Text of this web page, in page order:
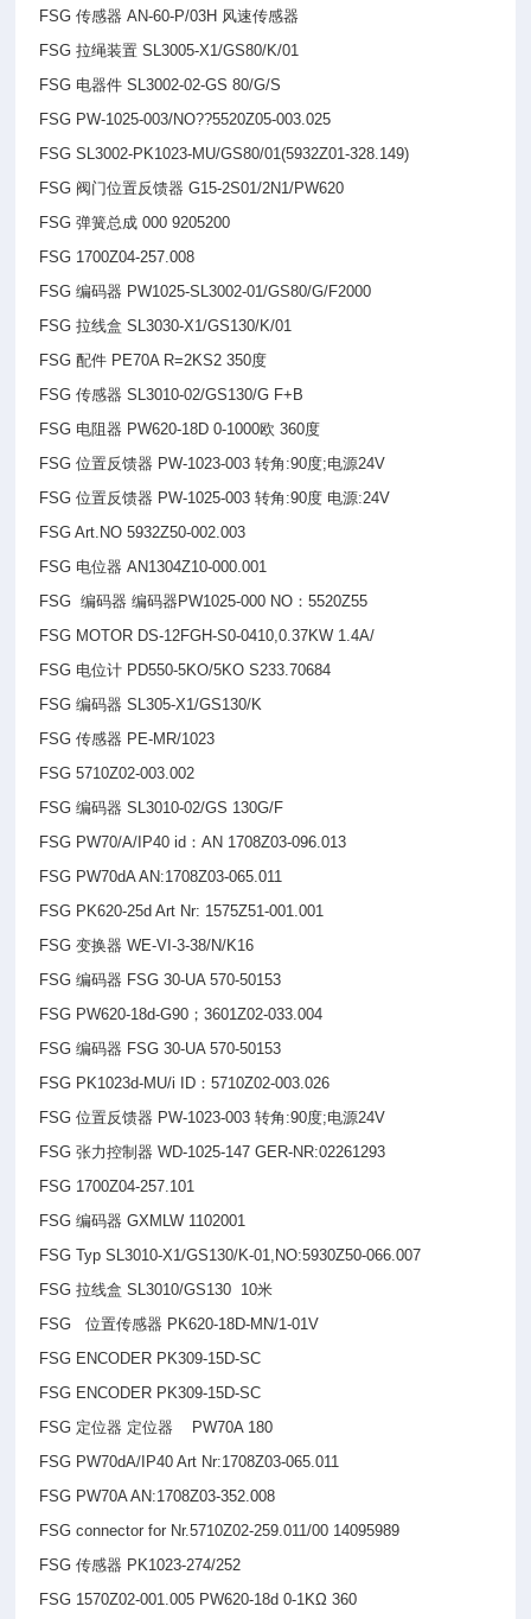
FSG传感器 AN-60-P/03H 风速传感器
FSG拉绳装置 SL3005-X1/GS80/K/01
FSG 电器件 SL3002-02-GS 80/G/S
FSG PW-1025-003/NO??5520Z05-003.025
FSG SL3002-PK1023-MU/GS80/01(5932Z01-328.149)
FSG 阀门位置反馈器 G15-2S01/2N1/PW620
FSG弹簧总成 000 9205200
FSG 1700Z04-257.008
FSG编码器 PW1025-SL3002-01/GS80/G/F2000
FSG拉线盒 SL3030-X1/GS130/K/01
FSG配件 PE70A R=2KS2 350度
FSG传感器 SL3010-02/GS130/G F+B
FSG 电阻器 PW620-18D 0-1000欧 360度
FSG位置反馈器 PW-1023-003 转角:90度;电源24V
FSG位置反馈器 PW-1025-003 转角:90度 电源:24V
FSG Art.NO 5932Z50-002.003
FSG 电位器 AN1304Z10-000.001
FSG编码器 编码器PW1025-000 NO：5520Z55
FSG MOTOR DS-12FGH-S0-0410,0.37KW 1.4A/
FSG 电位计 PD550-5KO/5KO S233.70684
FSG编码器 SL305-X1/GS130/K
FSG传感器 PE-MR/1023
FSG 5710Z02-003.002
FSG编码器 SL3010-02/GS 130G/F
FSG PW70/A/IP40 id ：AN 1708Z03-096.013
FSG PW70dA AN:1708Z03-065.011
FSG PK620-25d Art Nr: 1575Z51-001.001
FSG变换器 WE-VI-3-38/N/K16
FSG编码器 FSG 30-UA 570-50153
FSG PW620-18d-G90 ；3601Z02-033.004
FSG编码器 FSG 30-UA 570-50153
FSG PK1023d-MU/i ID ：5710Z02-003.026
FSG位置反馈器 PW-1023-003 转角:90度;电源24V
FSG张力控制器 WD-1025-147 GER-NR:02261293
FSG 1700Z04-257.101
FSG编码器 GXMLW 1102001
FSG Typ SL3010-X1/GS130/K-01,NO:5930Z50-066.007
FSG拉线盒 SL3010/GS130 10米
FSG位置传感器 PK620-18D-MN/1-01V
FSG ENCODER PK309-15D-SC
FSG ENCODER PK309-15D-SC
FSG 定位器 定位器 PW70A 180
FSG PW70dA/IP40 Art Nr:1708Z03-065.011
FSG PW70A AN:1708Z03-352.008
FSG connector for Nr.5710Z02-259.011/00 14095989
FSG传感器 PK1023-274/252
FSG 1570Z02-001.005 PW620-18d 0-1KΩ 360